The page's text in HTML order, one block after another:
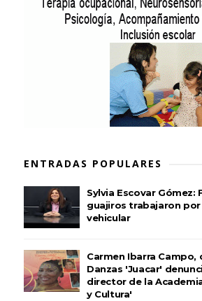
ENTRADAS POPULARES
Sylvia Escovar Gómez:
guajiros trabajaron
vehicular
Carmen Ibarra Campo,
Danzas 'Juacar'
director de la
y Cultura'